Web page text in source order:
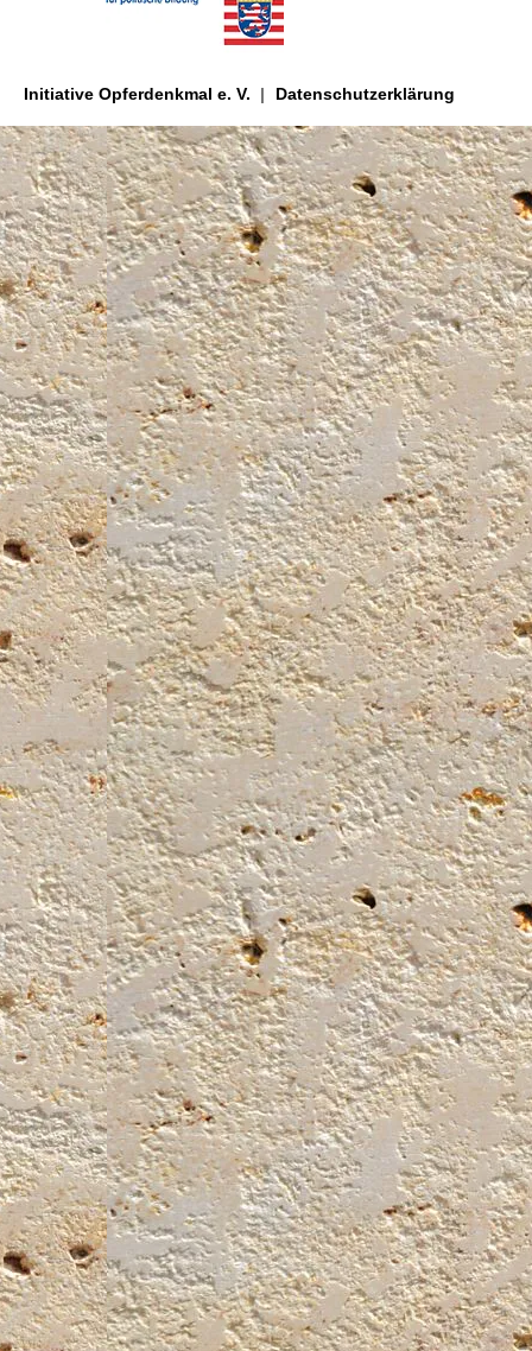
Initiative Opferdenkmal e. V. Datenschutzerklärung